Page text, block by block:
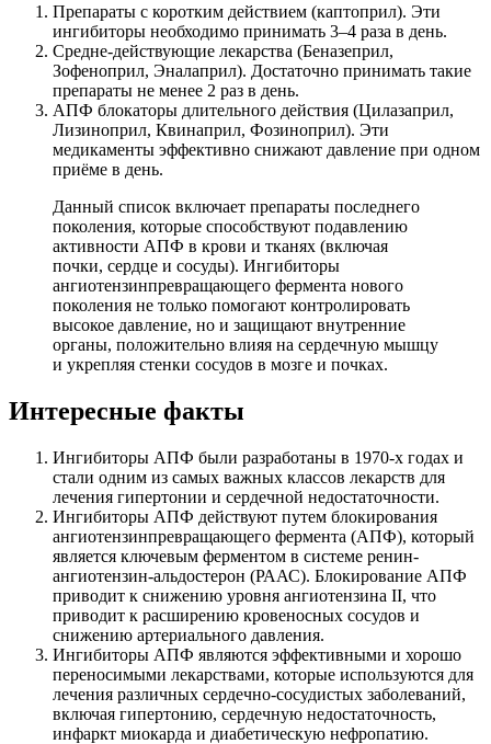
Препараты с коротким действием (каптоприл). Эти
ингибиторы необходимо принимать 3–4 раза в день.
Средне-действующие лекарства (Беназеприл,
Зофеноприл, Эналаприл). Достаточно принимать такие
препараты не менее 2 раз в день.
АПФ блокаторы длительного действия (Цилазаприл,
Лизиноприл, Квинаприл, Фозиноприл). Эти
медикаменты эффективно снижают давление при одном
приёме в день.
Данный список включает препараты последнего
поколения, которые способствуют подавлению
активности АПФ в крови и тканях (включая
почки, сердце и сосуды). Ингибиторы
ангиотензинпревращающего фермента нового
поколения не только помогают контролировать
высокое давление, но и защищают внутренние
органы, положительно влияя на сердечную мышцу
и укрепляя стенки сосудов в мозге и почках.
Интересные факты
Ингибиторы АПФ были разработаны в 1970-х годах и
стали одним из самых важных классов лекарств для
лечения гипертонии и сердечной недостаточности.
Ингибиторы АПФ действуют путем блокирования
ангиотензинпревращающего фермента (АПФ), который
является ключевым ферментом в системе ренин-
ангиотензин-альдостерон (РААС). Блокирование АПФ
приводит к снижению уровня ангиотензина II, что
приводит к расширению кровеносных сосудов и
снижению артериального давления.
Ингибиторы АПФ являются эффективными и хорошо
переносимыми лекарствами, которые используются для
лечения различных сердечно-сосудистых заболеваний,
включая гипертонию, сердечную недостаточность,
инфаркт миокарда и диабетическую нефропатию.